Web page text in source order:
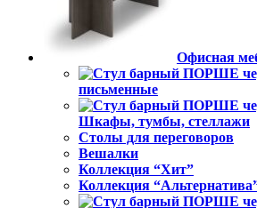
Офисная
письменные
Шкафы, тумбы, стеллажи
Столы для переговоров
Вешалки
Коллекция “Хит”
Коллекция